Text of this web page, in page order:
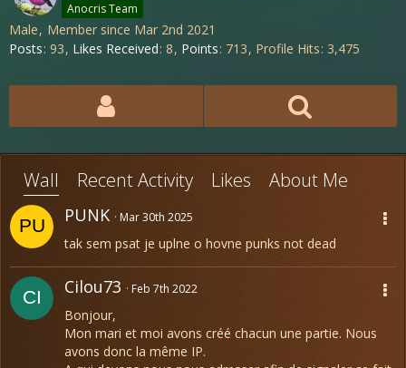
Anocris Team
Male
Member since Mar 2nd 2021
Posts 93 Likes Received 8 Points 713 Profile Hits 3,475
Wall Recent Activity Likes About Me
PUNK Mar 30th 2025
tak sem psat je uplne o hovne punks not dead
Cilou73 Feb 7th 2022
Bonjour,
Mon mari et moi avons créé chacun une partie. Nous
avons donc la même IP.